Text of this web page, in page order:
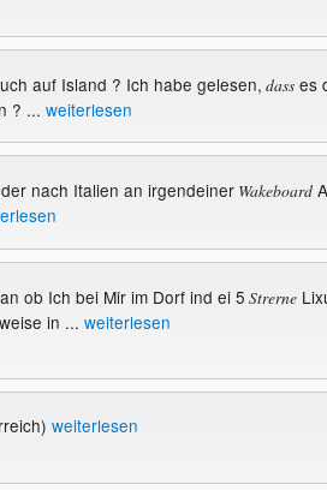
auf Island ? Ich habe gelesen, dasses
? ... weiterlesen
nach Italien an irgendeinerWakeboard
ob Ich bei Mir im Dorf ind ei 5 Strerne
in ... weiterlesen
weiterlesen